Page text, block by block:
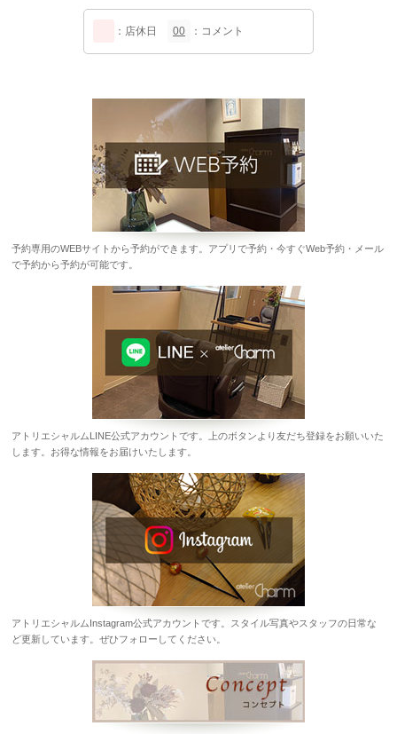
：店休日 00 ：コメント
予約専用のWEBサイトから予約ができます。アプリで予約・今すぐWeb予約・メール
で予約から予約が可能です。
アトリエシャルムLINE公式アカウントです。上のボタンより友だち登録をお願いいた
します。お得な情報をお届けいたします。
アトリエシャルムInstagram公式アカウントです。スタイル写真やスタッフの日常な
ど更新しています。ぜひフォローしてください。